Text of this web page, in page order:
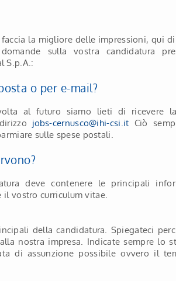
Certificazioni
TISAX®
la migliore delle impressioni, qui
sulla vostra candidatura
S.p.A.:
o per e-mail?
al futuro siamo lieti di ricevere
jobs-cernusco@ihi-csi.it Ciò
sulle spese postali.
deve contenere le principali
vostro curriculum vitae.
della candidatura. Spiegateci
nostra impresa. Indicate sempre lo
di assunzione possibile ovvero il